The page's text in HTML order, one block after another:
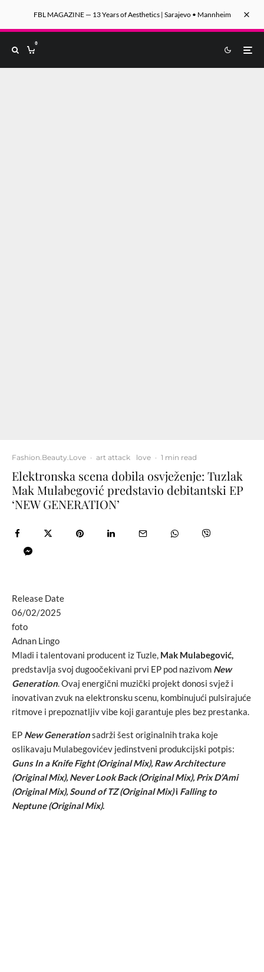
FBL MAGAZINE — 13 Years of Aesthetics | Sarajevo • Mannheim
0
Fashion.Beauty.Love · art attack love · 1 min read
Elektronska scena dobila osvježenje: Tuzlak
Mak Mulabegović predstavio debitantski EP
‘NEW GENERATION’
Release Date
06/02/2025
foto
Adnan Lingo
Mladi i talentovani producent iz Tuzle, Mak Mulabegović,
predstavlja svoj dugoočekivani prvi EP pod nazivom New
Generation. Ovaj energični muzički projekt donosi svjež i
inovativan zvuk na elektronsku scenu, kombinujući pulsirajuće
ritmove i prepoznatljiv vibe koji garantuje ples bez prestanka.
EP New Generationsadrži šest originalnih traka koje
oslikavaju Mulabegovićev jedinstveni produkcijski potpis:
Guns In a Knife Fight (Original Mix), Raw Architecture
(Original Mix), Never Look Back (Original Mix), Prix D’Ami
(Original Mix),Sound of TZ (Original Mix)i Falling to
Neptune (Original Mix).